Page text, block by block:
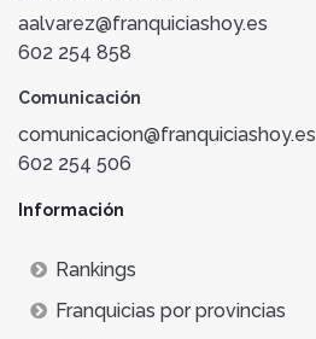
aalvarez@franquiciashoy.es
602 254 858
Comunicación
comunicacion@franquiciashoy.es
602 254 506
Información
Rankings
Franquicias por provincias